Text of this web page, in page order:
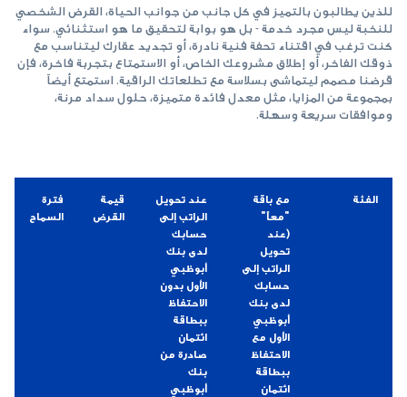
للذين يطالبون بالتميز في كل جانب من جوانب الحياة، القرض الشخصي
للنخبة ليس مجرد خدمة - بل هو بوابة لتحقيق ما هو استثنائي. سواء
كنت ترغب في اقتناء تحفة فنية نادرة، أو تجديد عقارك ليتناسب مع
ذوقك الفاخر، أو إطلاق مشروعك الخاص، أو الاستمتاع بتجربة فاخرة، فإن
قرضنا مصمم ليتماشى بسلاسة مع تطلعاتك الراقية. استمتع أيضاً
بمجموعة من المزايا، مثل معدل فائدة متميزة، حلول سداد مرنة،
وموافقات سريعة وسهلة.
الفئة
مع باقة
"معاً"
(عند
تحويل
الراتب إلى
حسابك
لدى بنك
أبوظبي
الأول مع
الاحتفاظ
ببطاقة
ائتمان
عند تحويل
الراتب إلى
حسابك
لدى بنك
أبوظبي
الأول بدون
الاحتفاظ
ببطاقة
ائتمان
صادرة من
بنك
أبوظبي
قيمة
القرض
فترة
السماح